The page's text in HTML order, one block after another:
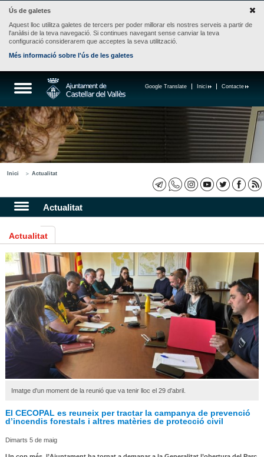
Ús de galetes
Aquest lloc utilitza galetes de tercers per poder millorar els nostres serveis a partir de
l'anàlisi de la teva navegació. Si continues navegant sense canviar la teva
configuració considerarem que acceptes la seva utilització.
Més informació sobre l'ús de les galetes
Contacte
Inici
Google Translate
Inici Actualitat
Actualitat
Actualitat
Imatge d'un moment de la reunió que va tenir lloc el 29 d'abril.
El CECOPAL es reuneix per tractar la campanya de prevenció
d’incendis forestals i altres matèries de protecció civil
Dimarts 5 de maig